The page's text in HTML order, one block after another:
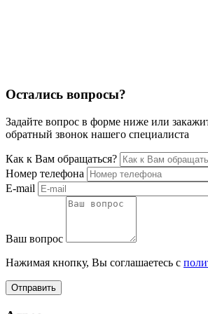
Остались вопросы?
Задайте вопрос в форме ниже или
обратный звонок нашего специалиста
Как к Вам обращаться?
Номер телефона
E-mail
Ваш вопрос
Нажимая кнопку, Вы соглашаетесь с
Отправить